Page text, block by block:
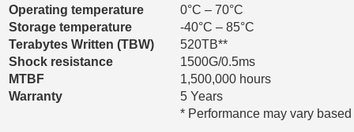
Operating temperature
0°C – 70°C
Storage temperature
-40°C – 85°C
Terabytes Written (TBW)
520TB**
Shock resistance
1500G/0.5ms
MTBF
1,500,000 hours
Warranty
5 Years
* Performance may vary